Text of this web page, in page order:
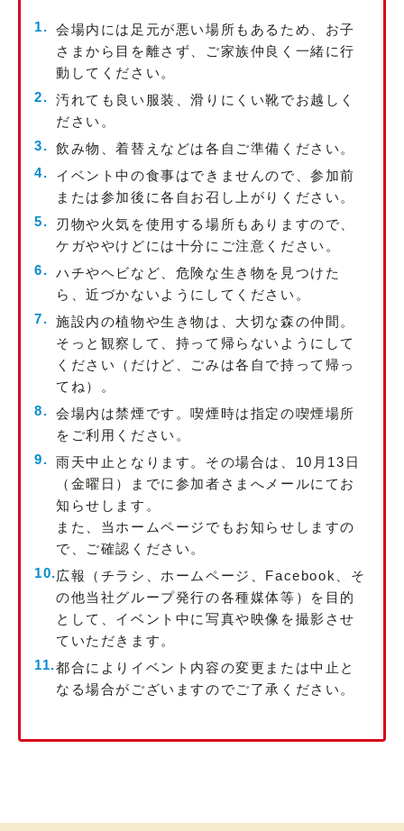
会場内には足元が悪い場所もあるため、お子
さまから目を離さず、ご家族仲良く一緒に行
動してください。
汚れても良い服装、滑りにくい靴でお越しく
ださい。
飲み物、着替えなどは各自ご準備ください。
イベント中の食事はできませんので、参加前
または参加後に各自お召し上がりください。
刃物や火気を使用する場所もありますので、
ケガややけどには十分にご注意ください。
ハチやヘビなど、危険な生き物を見つけた
ら、近づかないようにしてください。
施設内の植物や生き物は、大切な森の仲間。
そっと観察して、持って帰らないようにして
ください（だけど、ごみは各自で持って帰っ
てね）。
会場内は禁煙です。喫煙時は指定の喫煙場所
をご利用ください。
雨天中止となります。その場合は、10月13日
（金曜日）までに参加者さまへメールにてお
知らせします。
また、当ホームページでもお知らせしますの
で、ご確認ください。
広報（チラシ、ホームページ、Facebook、そ
の他当社グループ発行の各種媒体等）を目的
として、イベント中に写真や映像を撮影させ
ていただきます。
都合によりイベント内容の変更または中止と
なる場合がございますのでご了承ください。